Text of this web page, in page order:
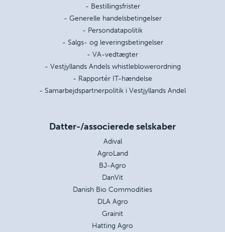
- Bestillingsfrister
- Generelle handelsbetingelser
- Persondatapolitik
- Salgs- og leveringsbetingelser
- VA-vedtægter
- Vestjyllands Andels whistleblowerordning
- Rapportér IT-hændelse
- Samarbejdspartnerpolitik i Vestjyllands Andel
Datter-/associerede selskaber
Adival
AgroLand
BJ-Agro
DanVit
Danish Bio Commodities
DLA Agro
Grainit
Hatting Agro